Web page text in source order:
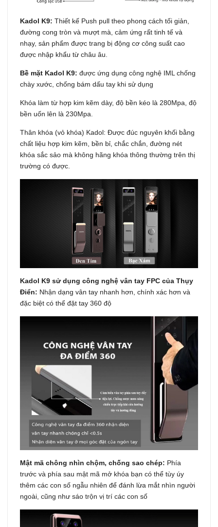
Kadol K9: Thiết kế Push pull theo phong cách tối giản,
đường cong tròn và mượt mà, cảm ứng rất tinh tế và
nhạy, sản phẩm được trang bị động cơ công suất cao
được nhập khẩu từ châu âu.
Bề mặt Kadol K9: được ứng dụng công nghệ IML chống
chày xước, chống bám dấu tay khi sử dụng
Khóa làm từ hợp kim kẽm dày, độ bền kéo là 280Mpa, độ
bền uốn lên là 230Mpa.
Thân khóa (vỏ khóa) Kadol: Được đúc nguyên khối bằng
chất liệu hợp kim kẽm, bền bỉ, chắc chắn, đường nét
khóa sắc sảo mà không hãng khóa thông thường trên thị
trường có được.
Kadol K9 sử dụng công nghệ vân tay FPC của Thụy
Điển: Nhận dạng vân tay nhanh hơn, chính xác hơn và
đặc biệt có thể đặt tay 360 độ
Mật mã chông nhìn chộm, chống sao chép: Phía
trước và phía sau mật mã mở khóa bạn có thể tùy úy
thêm các con số ngẫu nhiên để đánh lừa mắt nhìn người
ngoài, cũng như sáo trộn vị trí các con số